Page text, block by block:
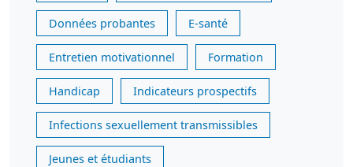
Données probantes E-santé
Entretien motivationnel Formation
Handicap Indicateurs prospectifs
Infections sexuellement transmissibles
Jeunes et étudiants